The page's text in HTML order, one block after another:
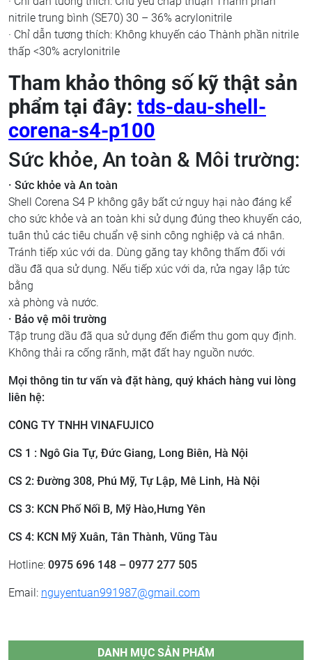
nitrile trung bình (SE70) 30 – 36% acrylonitrile
· Chỉ dẫn tương thích: Không khuyến cáo Thành phần nitrile
thấp <30% acrylonitrile
Tham khảo thông số kỹ thật sản
phẩm tại đây: tds-dau-shell-
corena-s4-p100
Sức khỏe, An toàn & Môi trường:
· Sức khỏe và An toàn
Shell Corena S4 P không gây bất cứ nguy hại nào đáng kể
cho sức khỏe và an toàn khi sử dụng đúng theo khuyến cáo,
tuân thủ các tiêu chuẩn vệ sinh công nghiệp và cá nhân.
Tránh tiếp xúc với da. Dùng găng tay không thấm đối với
dầu đã qua sử dụng. Nếu tiếp xúc với da, rửa ngay lập tức
bằng
xà phòng và nước.
· Bảo vệ môi trường
Tập trung dầu đã qua sử dụng đến điểm thu gom quy định.
Không thải ra cống rãnh, mặt đất hay nguồn nước.
Mọi thông tin tư vấn và đặt hàng, quý khách hàng vui lòng
liên hệ:
CÔNG TY TNHH VINAFUJICO
CS 1 : Ngô Gia Tự, Đức Giang, Long Biên, Hà Nội
CS 2: ​Đường 308, Phú Mỹ, Tự Lập, Mê Linh, Hà Nội
CS 3: ​KCN Phố Nối B, Mỹ Hào,Hưng Yên
CS 4: KCN Mỹ Xuân, Tân Thành, Vũng Tàu
Hotline: 0975 696 148 – 0977 277 505
Email: nguyentuan991987@gmail.com
DANH MỤC SẢN PHẨM